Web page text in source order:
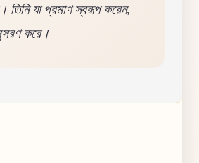
যা প্রমাণ স্বরূপ করেন,
করে।